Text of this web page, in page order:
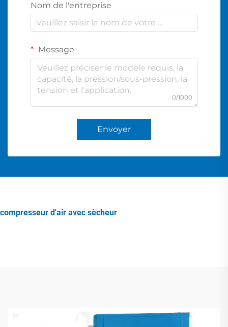
Nom de l'entreprise
Message
0/1000
Envoyer
compresseur d'air avec sècheur